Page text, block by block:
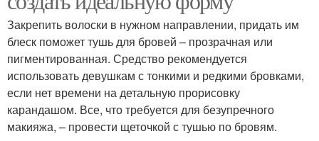
Закрепить волоски в нужном направлении, придать им
блеск поможет тушь для бровей – прозрачная или
пигментированная. Средство рекомендуется
использовать девушкам с тонкими и редкими бровками,
если нет времени на детальную прорисовку
карандашом. Все, что требуется для безупречного
макияжа, – провести щеточкой с тушью по бровям.